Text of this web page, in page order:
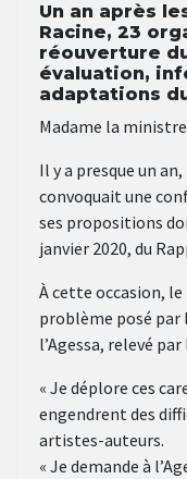
Un an après
Racine, 23
réouverture
évaluation,
adaptations
Madame la
Il y a presque un
convoquait une
ses propositions
janvier 2020, du
À cette occasion,
problème posé par
l’Agessa, relevé
« Je déplore ces
engendrent des
artistes-auteurs.
« Je demande à